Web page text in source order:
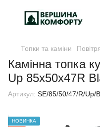
Топки та каміни
Камінна топка
Up 85х50х47R
Артикул: SE/85/50/47/R/Up/
НОВИНКА